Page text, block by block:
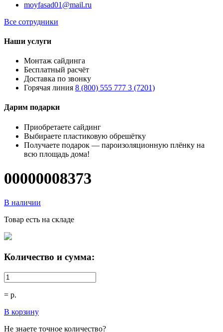
moyfasad01@mail.ru
Все сотрудники
Наши услуги
Монтаж сайдинга
Бесплатный расчёт
Доставка по звонку
Горячая линия 8 (800) 555 777 3 (7201)
Дарим подарки
Приобретаете сайдинг
Выбираете пластиковую обрешётку
Получаете подарок — пароизоляционную плёнку на
всю площадь дома!
00000008373
В наличии
Товар есть на складе
Количество и сумма:
= р.
В корзину
Не знаете точное количество?